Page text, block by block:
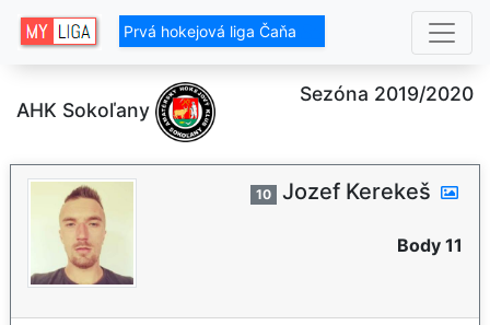
Prvá hokejová liga Čaňa
AHK Sokoľany
Sezóna 2019/2020
10 Jozef Kerekeš
Body 11